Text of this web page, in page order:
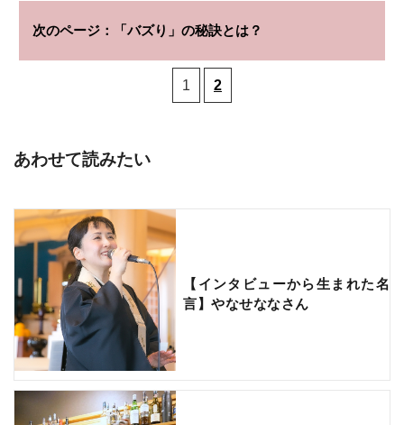
「バズり」の秘訣とは？
1 2
あわせて読みたい
【インタビューから生まれた名
言】やなせななさん